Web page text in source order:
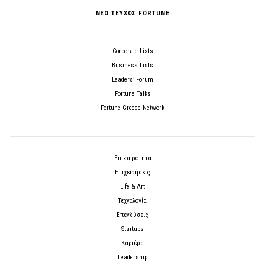
ΝΕΟ ΤΕΥΧΟΣ FORTUNE
Corporate Lists
Business Lists
Leaders’ Forum
Fortune Talks
Fortune Greece Network
Επικαιρότητα
Επιχειρήσεις
Life & Art
Τεχνολογία
Επενδύσεις
Startups
Καριέρα
Leadership